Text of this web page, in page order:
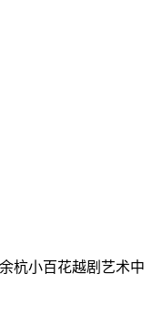
杭小百花越剧艺术中